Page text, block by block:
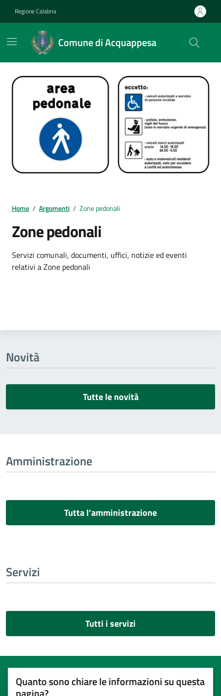
Regione Calabria
Comune di Acquappesa
Home / Argomenti / Zone pedonali
Zone pedonali
Dettagli dell'argomento
Servizi comunali, documenti, uffici, notizie ed eventi
relativi a Zone pedonali
Novità
Tutte le novità
Amministrazione
Tutta l’amministrazione
Servizi
Tutti i servizi
Quanto sono chiare le informazioni su questa